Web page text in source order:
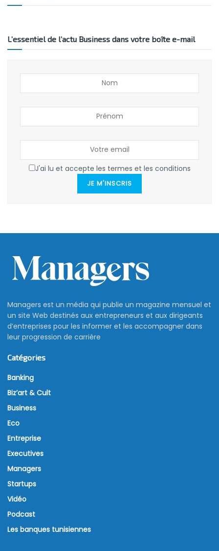
L’essentiel de l’actu Business dans votre boîte e-mail
J'ai lu et accepte les termes et les conditions
JE M'INSCRIS
Managers est un média qui publie un magazine mensuel et
un site Web destinés aux entrepreneurs et aux dirigeants
d’entreprises pour les informer et les accompagner dans
leur progression de carrière
Catégories
Banking
Biz’art & Cult
Business
Eco
Entreprise
Executives
Managers
Startups
Vidéo
Podcast
Les banques tunisiennes